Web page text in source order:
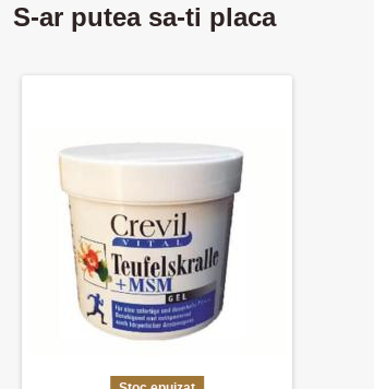
S-ar putea sa-ti placa